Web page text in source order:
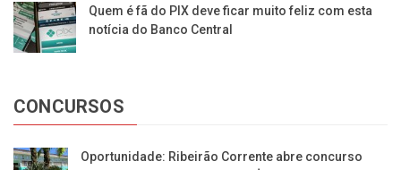
Quem é fã do PIX deve ficar muito feliz com esta
notícia do Banco Central
CONCURSOS
Oportunidade: Ribeirão Corrente abre concurso